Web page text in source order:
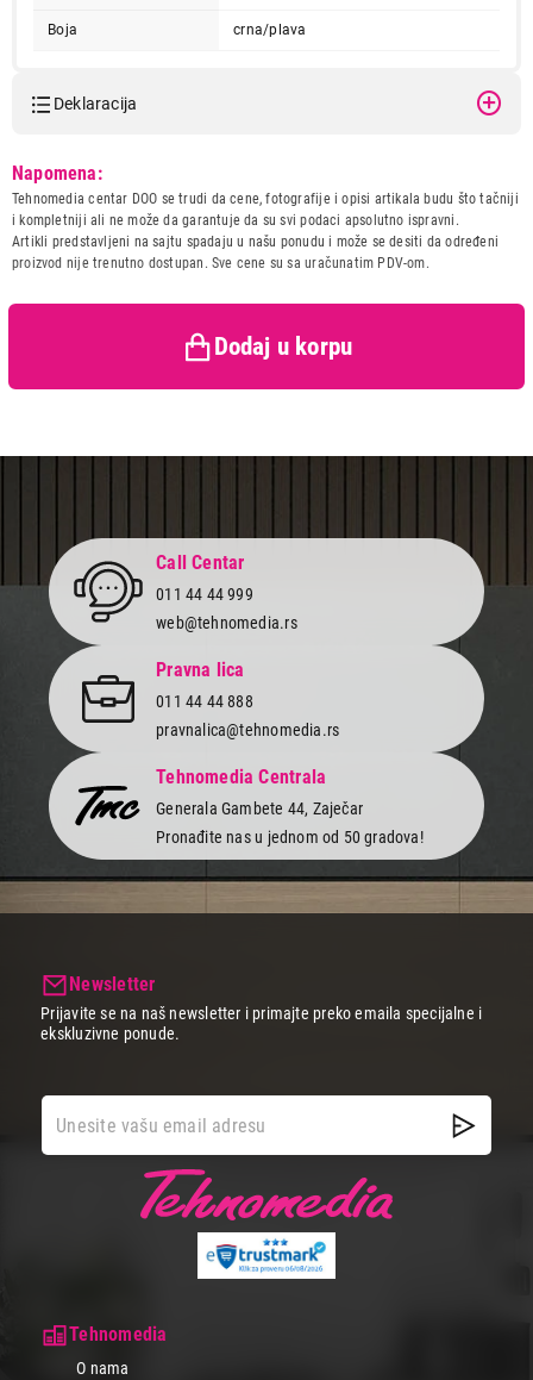
Boja crna/plava
Deklaracija
Naziv i vrsta robe:
OPREMA ZA IGRANJE
Uvoznik:
Gama group d.o.o.
Zemlja porekla:
Kina
kupaca po osnovu zakona o
Napomena:
Tehnomedia centar DOO se trudi da cene, fotografije i opisi artikala budu što tačniji
i kompletniji ali ne može da garantuje da su svi podaci apsolutno ispravni.
Artikli predstavljeni na sajtu spadaju u našu ponudu i može se desiti da određeni
proizvod nije trenutno dostupan. Sve cene su sa uračunatim PDV-om.
Dodaj u korpu
OPREMA ZA IGRANJE
MARVO CH-106 Plava
Proizvod je dodat u korpu.
Nastavi kupovinu
Završi kupovinu
Call Centar
011 44 44 999
web@tehnomedia.rs
Pravna lica
011 44 44 888
pravnalica@tehnomedia.rs
Tehnomedia Centrala
Generala Gambete 44, Zaječar
Pronađite nas u jednom od 50 gradova!
Tehnomedia
O nama
Newsletter
Prijavite se na naš newsletter i primajte preko emaila specijalne i
ekskluzivne ponude.